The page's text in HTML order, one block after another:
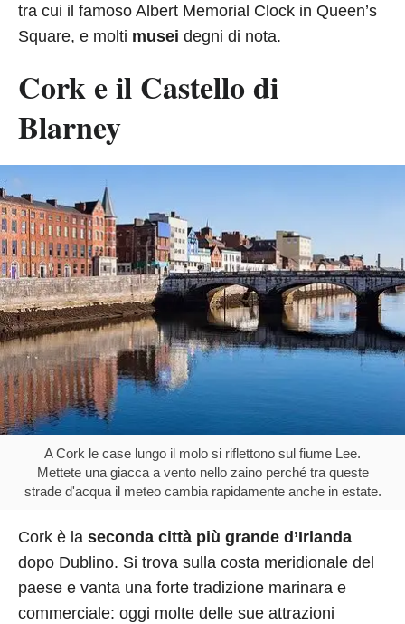
tra cui il famoso Albert Memorial Clock in Queen’s
Square, e molti musei degni di nota.
Cork e il Castello di
Blarney
A Cork le case lungo il molo si riflettono sul fiume Lee.
Mettete una giacca a vento nello zaino perché tra queste
strade d'acqua il meteo cambia rapidamente anche in estate.
Cork è la seconda città più grande d’Irlanda
dopo Dublino. Si trova sulla costa meridionale del
paese e vanta una forte tradizione marinara e
commerciale: oggi molte delle sue attrazioni